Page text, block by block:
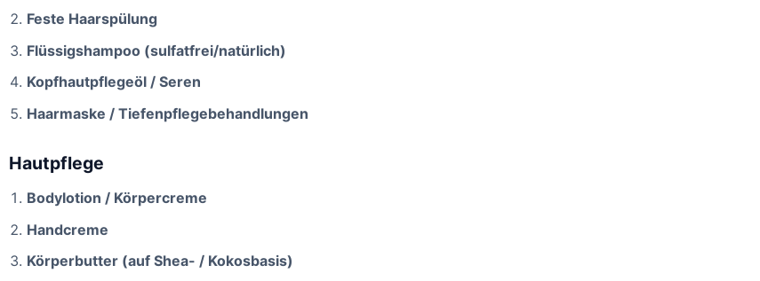
Feste Haarspülung
Flüssigshampoo (sulfatfrei/natürlich)
Kopfhautpflegeöl / Seren
Haarmaske / Tiefenpflegebehandlungen
Hautpflege
Bodylotion / Körpercreme
Handcreme
Körperbutter (auf Shea- / Kokosbasis)